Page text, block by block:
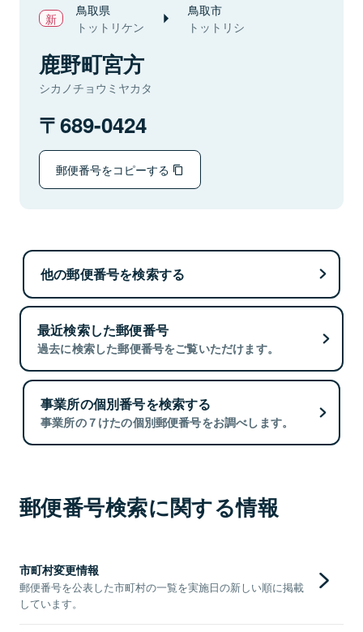
鳥取県
トットリケン
鳥取市
トットリシ
鹿野町宮方
シカノチョウミヤカタ
689-0424
郵便番号をコピーする
他の郵便番号を検索する
最近検索した郵便番号
過去に検索した郵便番号をご覧いただけます。
事業所の個別番号を検索する
事業所の７けたの個別郵便番号をお調べします。
郵便番号検索に関する情報
市町村変更情報
郵便番号を公表した市町村の一覧を実施日の新しい順に掲載
しています。